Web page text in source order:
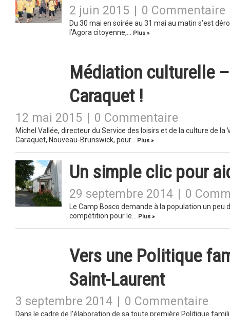
2 juin 2015 0 Commentaire
Du 30 mai en soirée au 31 mai au matin s’est
l’Agora citoyenne,…
Plus »
Médiation culturelle
Caraquet !
12 mai 2015 0 Commentaire
Michel Vallée, directeur du Service des loisirs et de la culture de
Caraquet, Nouveau-Brunswick, pour…
Plus »
Un simple clic pour
29 septembre 2014 0
Le Camp Bosco demande à la population un peu
compétition pour le…
Plus »
Vers une Politique
Saint-Laurent
3 septembre 2014 0 Commentaire
Dans le cadre de l’élaboration de sa toute première Politique